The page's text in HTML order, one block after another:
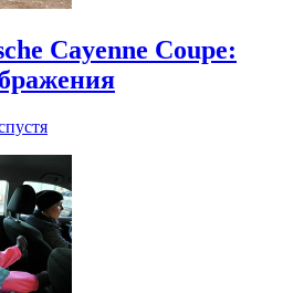
Cayenne Coupe: